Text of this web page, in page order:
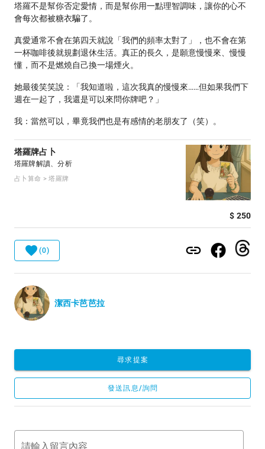
塔羅不是幫你否定愛情，而是幫你用一點理智調味，讓你的心不
會每次都被糖衣騙了。
真愛通常不會在第四天就說「我們的頻率太對了」，也不會在第
一杯咖啡後就規劃退休生活。真正的長久，是願意慢慢來、慢慢
懂，而不是燃燒自己換一場煙火。
她最後笑笑說：「我知道啦，這次我真的慢慢來……但如果我們下
週在一起了，我還是可以來問你牌吧？」
我：當然可以，畢竟我們也是有感情的老朋友了（笑）。
塔羅牌占卜
塔羅牌解讀、分析
占卜算命 > 塔羅牌
$ 250
(0)
潔西卡芭芭拉
尋求提案
發送訊息/詢問
請輸入留言內容